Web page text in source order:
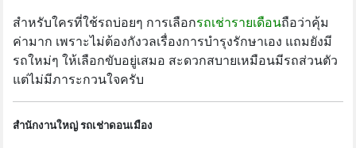
สำหรับใครที่ใช้รถบ่อยๆ การเลือกรถเช่ารายเดือนถือว่าคุ้ม
ค่ามาก เพราะไม่ต้องกังวลเรื่องการบำรุงรักษาเอง แถมยังมี
รถใหม่ๆ ให้เลือกขับอยู่เสมอ สะดวกสบายเหมือนมีรถส่วนตัว
แต่ไม่มีภาระกวนใจครับ
สำนักงานใหญ่ รถเช่าดอนเมือง